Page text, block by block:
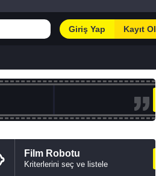
Giriş Yap Kayıt Ol
Film Robotu
Kriterlerini seç ve listele